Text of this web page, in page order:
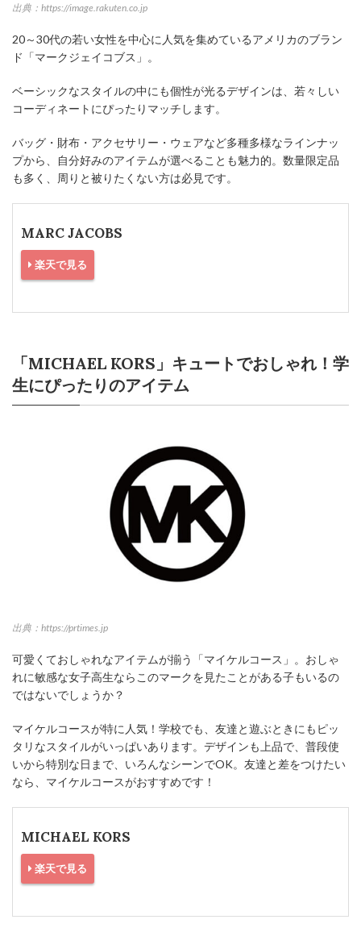
出典：https://image.rakuten.co.jp
20～30代の若い女性を中心に人気を集めているアメリカのブラン
ド「マークジェイコブス」。
ベーシックなスタイルの中にも個性が光るデザインは、若々しい
コーディネートにぴったりマッチします。
バッグ・財布・アクセサリー・ウェアなど多種多様なラインナッ
プから、自分好みのアイテムが選べることも魅力的。数量限定品
も多く、周りと被りたくない方は必見です。
MARC JACOBS
楽天で見る
「MICHAEL KORS」キュートでおしゃれ！学
生にぴったりのアイテム
出典：https://prtimes.jp
可愛くておしゃれなアイテムが揃う「マイケルコース」。おしゃ
れに敏感な女子高生ならこのマークを見たことがある子もいるの
ではないでしょうか？
マイケルコースが特に人気！学校でも、友達と遊ぶときにもピッ
タリなスタイルがいっぱいあります。デザインも上品で、普段使
いから特別な日まで、いろんなシーンでOK。友達と差をつけたい
なら、マイケルコースがおすすめです！
MICHAEL KORS
楽天で見る